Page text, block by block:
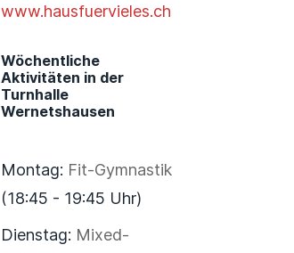
www.hausfuervieles.ch
Wöchentliche
Aktivitäten in der
Turnhalle
Wernetshausen
Montag: Fit-Gymnastik
(18:45 - 19:45 Uhr)
Dienstag: Mixed-